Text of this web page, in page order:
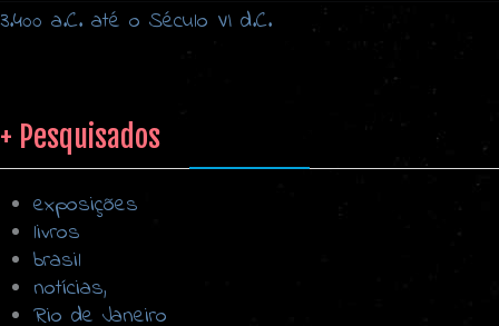
3.400 a.C. até o Século VI d.C.
+ Pesquisados
exposições
livros
brasil
notícias,
Rio de Janeiro